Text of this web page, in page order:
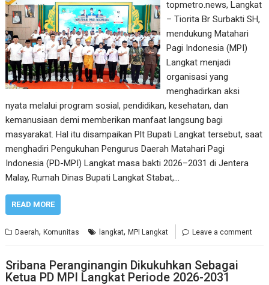
topmetro.news, Langkat
– Tiorita Br Surbakti SH,
mendukung Matahari
Pagi Indonesia (MPI)
Langkat menjadi
organisasi yang
menghadirkan aksi
nyata melalui program sosial, pendidikan, kesehatan, dan
kemanusiaan demi memberikan manfaat langsung bagi
masyarakat. Hal itu disampaikan Plt Bupati Langkat tersebut, saat
menghadiri Pengukuhan Pengurus Daerah Matahari Pagi
Indonesia (PD-MPI) Langkat masa bakti 2026–2031 di Jentera
Malay, Rumah Dinas Bupati Langkat Stabat,…
READ MORE
Daerah,Komunitas langkat,MPI Langkat Leave a comment
Sribana Peranginangin Dikukuhkan Sebagai
Ketua PD MPI Langkat Periode 2026-2031